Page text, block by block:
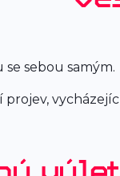
sebou samým.